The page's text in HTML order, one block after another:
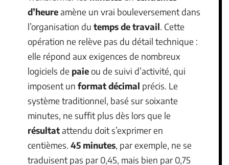
d’heureamène un vrai bouleversement dans
l’organisation du temps de travail. Cette
opération ne relève pas du détail technique :
elle répond aux exigences de nombreux
logiciels de paieou de suivi d’activité, qui
imposent un format décimal précis. Le
système traditionnel, basé sur soixante
minutes, ne suffit plus dès lors que le
résultatattendu doit s’exprimer en
centièmes. 45 minutes, par exemple, ne se
traduisent pas par 0,45, mais bien par 0,75